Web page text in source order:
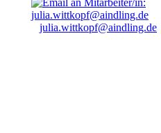
julia.wittkopf@aindling.de